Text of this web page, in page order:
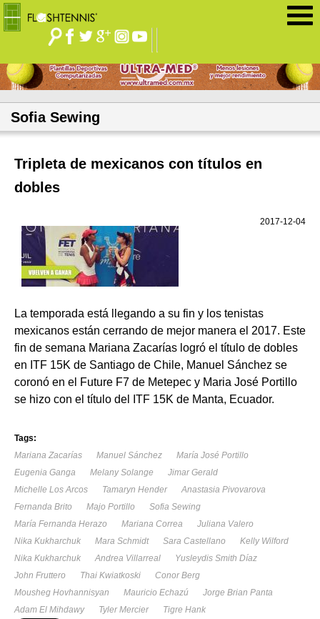
Sofia Sewing
Tripleta de mexicanos con títulos en
dobles
2017-12-04
La temporada está llegando a su fin y los tenistas
mexicanos están cerrando de mejor manera el 2017. Este
fin de semana Mariana Zacarías logró el título de dobles
en ITF 15K de Santiago de Chile, Manuel Sánchez se
coronó en el Future F7 de Metepec y Maria José Portillo
se hizo con el título del ITF 15K de Manta, Ecuador.
Tags:
Mariana Zacarías
Manuel Sánchez
María José Portillo
Eugenia Ganga
Melany Solange
Jimar Gerald
Michelle Los Arcos
Tamaryn Hender
Anastasia Pivovarova
Fernanda Brito
Majo Portillo
Sofia Sewing
María Fernanda Herazo
Mariana Correa
Juliana Valero
Nika Kukharchuk
Mara Schmidt Sara Castellano
Kelly Wilford
Nika Kukharchuk
Andrea Villarreal
Yusleydis Smith Díaz
John Fruttero
Thai Kwiatkoski
Conor Berg
Mousheg Hovhannisyan
Mauricio Echazú
Jorge Brian Panta
Adam El Mihdawy
Tyler Mercier Tigre Hank